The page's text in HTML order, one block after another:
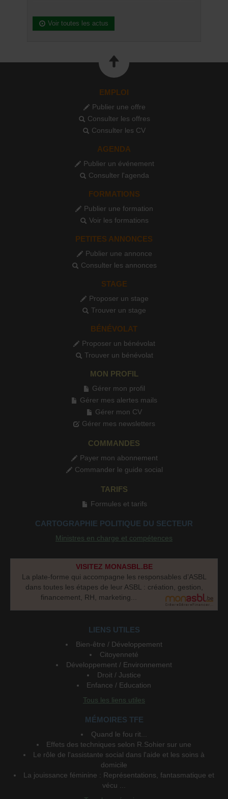
Voir toutes les actus
EMPLOI
Publier une offre
Consulter les offres
Consulter les CV
AGENDA
Publier un événement
Consulter l'agenda
FORMATIONS
Publier une formation
Voir les formations
PETITES ANNONCES
Publier une annonce
Consulter les annonces
STAGE
Proposer un stage
Trouver un stage
BÉNÉVOLAT
Proposer un bénévolat
Trouver un bénévolat
MON PROFIL
Gérer mon profil
Gérer mes alertes mails
Gérer mon CV
Gérer mes newsletters
COMMANDES
Payer mon abonnement
Commander le guide social
TARIFS
Formules et tarifs
CARTOGRAPHIE POLITIQUE DU SECTEUR
Ministres en charge et compétences
VISITEZ MONASBL.BE
La plate-forme qui accompagne les responsables d’ASBL
dans toutes les étapes de leur ASBL : création, gestion,
financement, RH, marketing...
LIENS UTILES
Bien-être / Développement
Citoyenneté
Développement / Environnement
Droit / Justice
Enfance / Education
Tous les liens utiles
MÉMOIRES TFE
Quand le fou rit...
Effets des techniques selon R.Sohier sur une
Le rôle de l'assistante social dans l'aide et les soins à
domicile
La jouissance féminine : Représentations, fantasmatique et
vécu ...